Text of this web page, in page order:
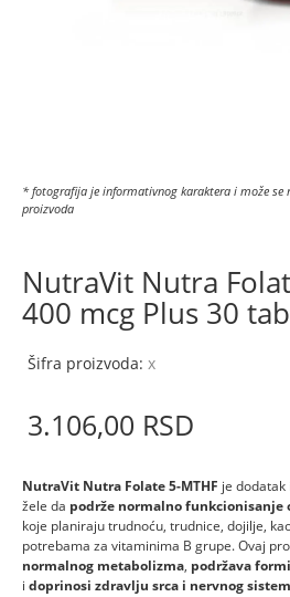
* fotografija je informativnog karaktera i može se
proizvoda
NutraVit Nutra
400 mcg Plus 30
Šifra proizvoda: x
3.106,00 RSD
NutraVit Nutra Folate 5-MTHF je
žele da podrže normalno funkcionisanje
koje planiraju trudnoću, trudnice, dojilje,
potrebama za vitaminima B grupe. Ovaj
normalnog metabolizma, podržava
i doprinosi zdravlju srca i nervnog